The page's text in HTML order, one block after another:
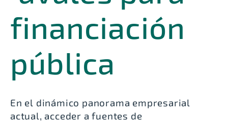
En el dinámico panorama empresarial
actual, acceder a fuentes de